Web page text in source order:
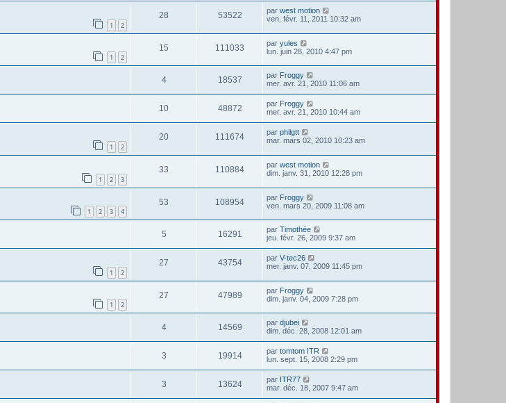
1 2
28 53522 par west motion
ven. févr. 11, 2011 10:32 am
1 2
15 111033 par yules
lun. juin 28, 2010 4:47 pm
4 18537 par Froggy
mer. avr. 21, 2010 11:06 am
10 48872 par Froggy
mer. avr. 21, 2010 10:44 am
1 2
20 111674 par philgtt
mar. mars 02, 2010 10:23 am
1 2 3
33 110884 par west motion
dim. janv. 31, 2010 12:28 pm
1 2 3 4
53 108954 par Froggy
ven. mars 20, 2009 11:08 am
5 16291 par Timothée
jeu. févr. 26, 2009 9:37 am
1 2
27 43754 par V-tec26
mer. janv. 07, 2009 11:45 pm
1 2
27 47989 par Froggy
dim. janv. 04, 2009 7:28 pm
4 14569 par djubei
dim. déc. 28, 2008 12:01 am
3 19914 par tomtom ITR
lun. sept. 15, 2008 2:29 pm
3 13624 par ITR77
mar. déc. 18, 2007 9:47 am